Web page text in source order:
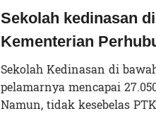
Sekolah kedinasan
Kementerian
Sekolah Kedinasan di
pelamarnya mencapai
Namun, tidak kesebelas